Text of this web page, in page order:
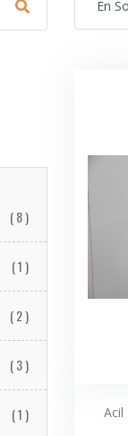
( 8 )
( 1 )
( 2 )
( 3 )
( 1 ) Acil